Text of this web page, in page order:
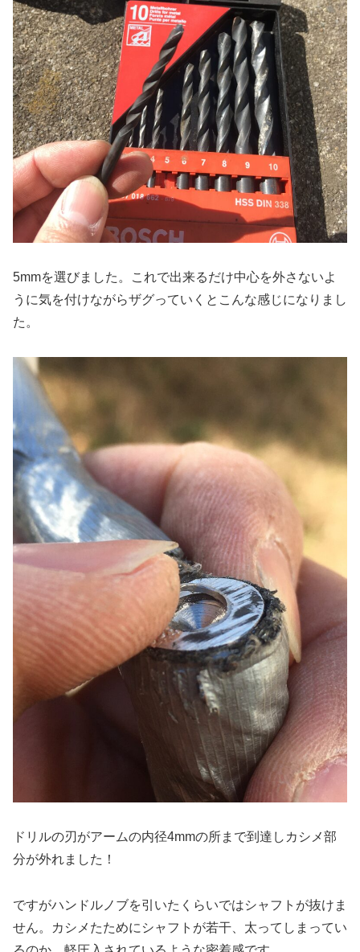
5mmを選びました。これで出来るだけ中心を外さないよ
うに気を付けながらザグっていくとこんな感じになりまし
た。
ドリルの刃がアームの内径4mmの所まで到達しカシメ部
分が外れました！
ですがハンドルノブを引いたくらいではシャフトが抜けま
せん。カシメたためにシャフトが若干、太ってしまってい